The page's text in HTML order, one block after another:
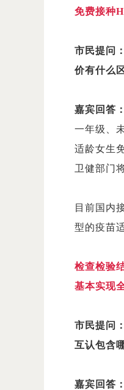
免费接种
市民提问
价有什么
嘉宾回答：
一年级、
适龄女生
卫健部门
目前国内
型的疫苗
检查检验
基本实现
市民提问
互认包含
嘉宾回答：